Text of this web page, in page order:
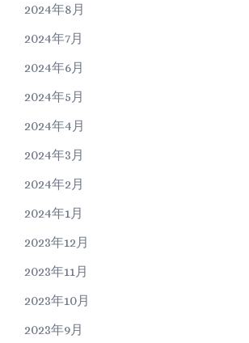
2024年8月
2024年7月
2024年6月
2024年5月
2024年4月
2024年3月
2024年2月
2024年1月
2023年12月
2023年11月
2023年10月
2023年9月